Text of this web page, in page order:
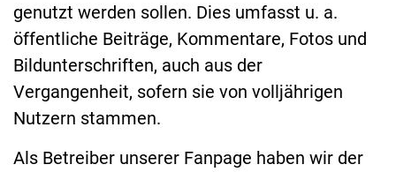
genutzt werden sollen. Dies umfasst u. a.
öffentliche Beiträge, Kommentare, Fotos und
Bildunterschriften, auch aus der
Vergangenheit, sofern sie von volljährigen
Nutzern stammen.
Als Betreiber unserer Fanpage haben wir der